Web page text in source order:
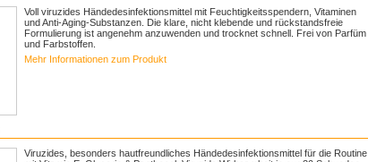
Voll viruzides Händedesinfektionsmittel mit Feuchtigkeitsspendern, Vitaminen
und Anti-Aging-Substanzen. Die klare, nicht klebende und rückstandsfreie
Formulierung ist angenehm anzuwenden und trocknet schnell. Frei von Parfüm
und Farbstoffen.
Mehr Informationen zum Produkt
Viruzides, besonders hautfreundliches Händedesinfektionsmittel für die Routine